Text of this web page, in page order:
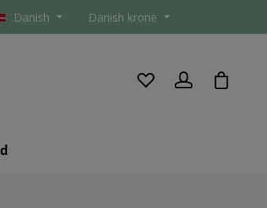
Danish Danish krone